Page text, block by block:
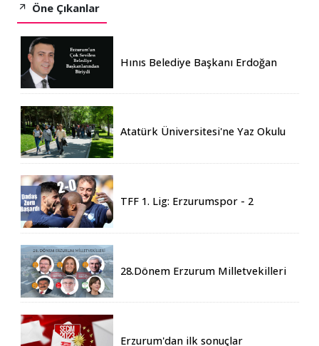
Öne Çıkanlar
Hınıs Belediye Başkanı Erdoğan
Atatürk Üniversitesi'ne Yaz Okulu
TFF 1. Lig: Erzurumspor - 2
28.Dönem Erzurum Milletvekilleri
Erzurum'dan ilk sonuçlar